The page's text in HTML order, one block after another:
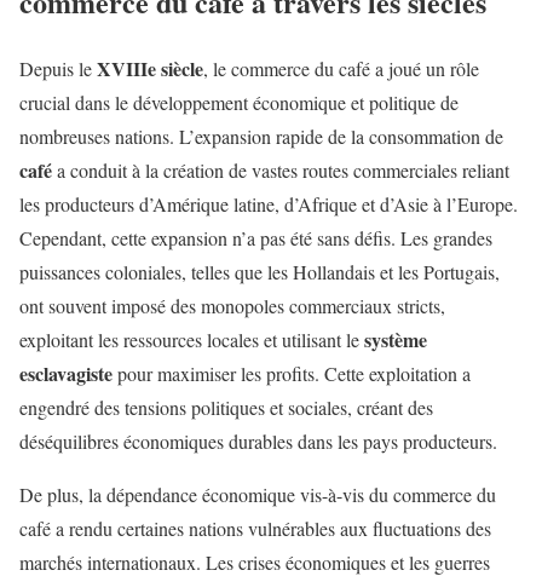
Depuis leXVIIIe siècle, le commerce du café a joué un rôle
crucial dans le développement économique et politique de
nombreuses nations. L’expansion rapide de la consommation de
caféa conduit à la création de vastes routes commerciales reliant
les producteurs d’Amérique latine, d’Afrique et d’Asie à l’Europe.
Cependant, cette expansion n’a pas été sans défis. Les grandes
puissances coloniales, telles que les Hollandais et les Portugais,
ont souvent imposé des monopoles commerciaux stricts,
exploitant les ressources locales et utilisant lesystème
esclavagistepour maximiser les profits. Cette exploitation a
engendré des tensions politiques et sociales, créant des
déséquilibres économiques durables dans les pays producteurs.
De plus, la dépendance économique vis-à-vis du commerce du
café a rendu certaines nations vulnérables aux fluctuations des
marchés internationaux. Les crises économiques et les guerres